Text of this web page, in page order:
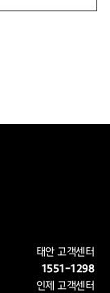
태안 고객센터
1551-1298
인제 고객센터